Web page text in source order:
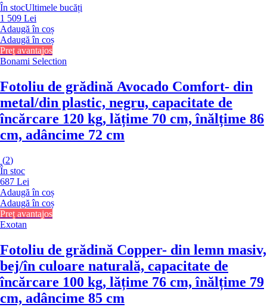
În stocUltimele bucăți
1 509 Lei
Adaugă în coș
Adaugă în coș
Preț avantajos
Bonami Selection
Fotoliu de grădină Avocado Comfort- din
metal/din plastic, negru, capacitate de
încărcare 120 kg, lățime 70 cm, înălțime 86
cm, adâncime 72 cm
(2)
În stoc
687 Lei
Adaugă în coș
Adaugă în coș
Preț avantajos
Exotan
Fotoliu de grădină Copper- din lemn masiv,
bej/în culoare naturală, capacitate de
încărcare 100 kg, lățime 76 cm, înălțime 79
cm, adâncime 85 cm